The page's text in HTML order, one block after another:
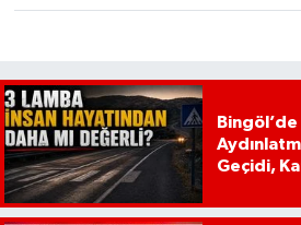
Geçidi,